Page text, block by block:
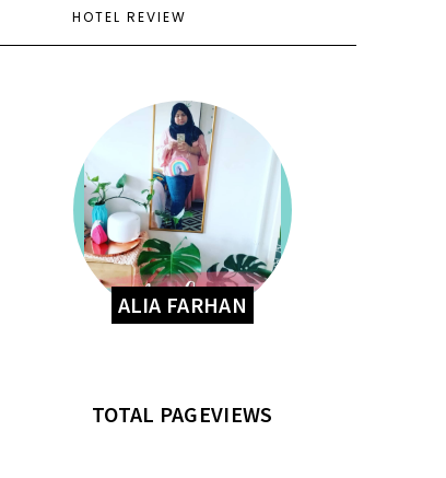
HOTEL REVIEW
ALIA FARHAN
TOTAL PAGEVIEWS